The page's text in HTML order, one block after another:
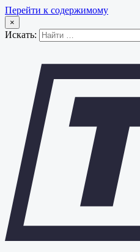
Перейти к содержимому
×
Искать: